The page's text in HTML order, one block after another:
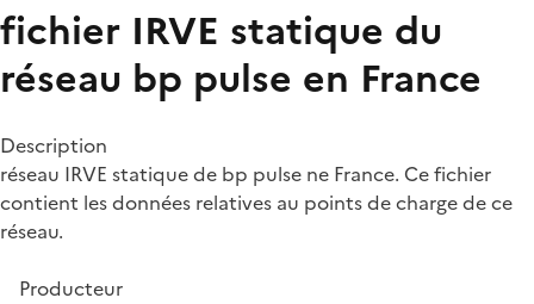
fichier IRVE statique du
réseau bp pulse en France
Description
réseau IRVE statique de bp pulse ne France. Ce fichier
contient les données relatives au points de charge de ce
réseau.
Producteur